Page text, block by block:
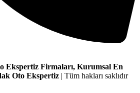
Ekspertiz Firmaları, Kurumsal En
Oto Ekspertiz | Tüm hakları saklıdır